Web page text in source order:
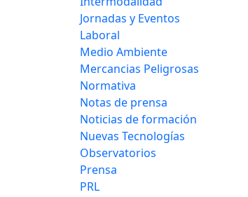
Jornadas y Eventos
Laboral
Medio Ambiente
Mercancias Peligrosas
Normativa
Notas de prensa
Noticias de formación
Nuevas Tecnologías
Observatorios
Prensa
PRL